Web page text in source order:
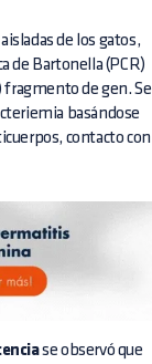
de los gatos,
de Bartonella (PCR)
fragmento de gen. Se
basándose
contacto con
se observó que